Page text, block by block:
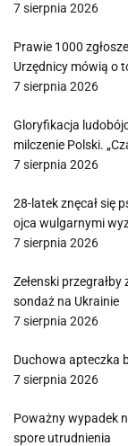
7 sierpnia 2026
Prawie 1000
Urzędnicy mówią o
7 sierpnia 2026
Gloryfikacja
milczenie Polski.
7 sierpnia 2026
28-latek znęcał się
ojca wulgarnymi
7 sierpnia 2026
Zełenski
sondaż na Ukrainie
7 sierpnia 2026
Duchowa apteczka
7 sierpnia 2026
Poważny wypadek
spore utrudnienia